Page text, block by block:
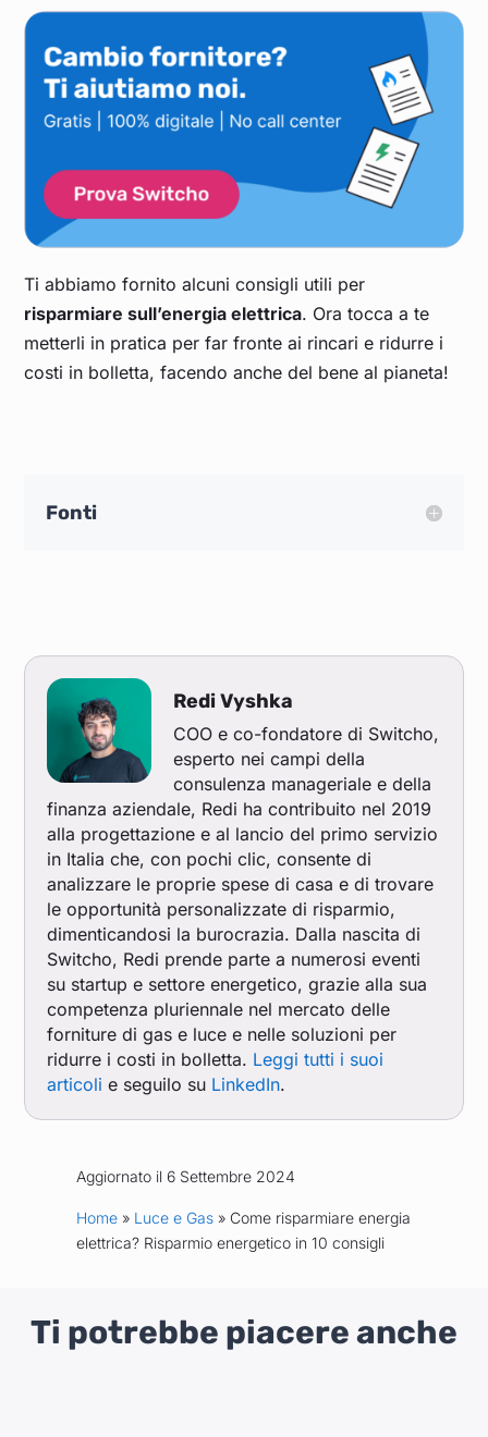
Ti abbiamo fornito alcuni consigli utili per
risparmiare sull’energia elettrica. Ora tocca a te
metterli in pratica per far fronte ai rincari e ridurre i
costi in bolletta, facendo anche del bene al pianeta!
Fonti
Redi Vyshka
COO e co-fondatore di Switcho,
esperto nei campi della
consulenza manageriale e della
finanza aziendale, Redi ha contribuito nel 2019
alla progettazione e al lancio del primo servizio
in Italia che, con pochi clic, consente di
analizzare le proprie spese di casa e di trovare
le opportunità personalizzate di risparmio,
dimenticandosi la burocrazia. Dalla nascita di
Switcho, Redi prende parte a numerosi eventi
su startup e settore energetico, grazie alla sua
competenza pluriennale nel mercato delle
forniture di gas e luce e nelle soluzioni per
ridurre i costi in bolletta. Leggi tutti i suoi
articoli e seguilo su LinkedIn.
Aggiornato il 6 Settembre 2024
Home» Luce e Gas» Come risparmiare energia
elettrica? Risparmio energetico in 10 consigli
Ti potrebbe piacere anche